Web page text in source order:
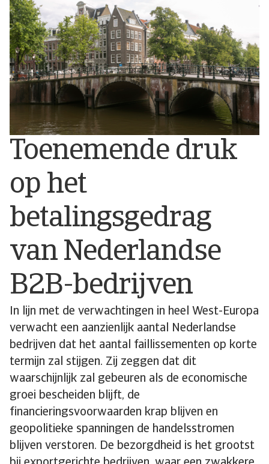
Toenemende druk
op het
betalingsgedrag
van Nederlandse
B2B-bedrijven
In lijn met de verwachtingen in heel West-Europa
verwacht een aanzienlijk aantal Nederlandse
bedrijven dat het aantal faillissementen op korte
termijn zal stijgen. Zij zeggen dat dit
waarschijnlijk zal gebeuren als de economische
groei bescheiden blijft, de
financieringsvoorwaarden krap blijven en
geopolitieke spanningen de handelsstromen
blijven verstoren. De bezorgdheid is het grootst